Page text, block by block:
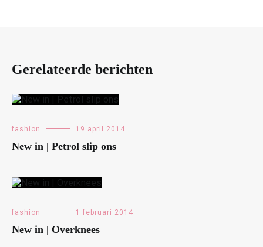
Gerelateerde berichten
fashion 19 april 2014
New in | Petrol slip ons
fashion 1 februari 2014
New in | Overknees